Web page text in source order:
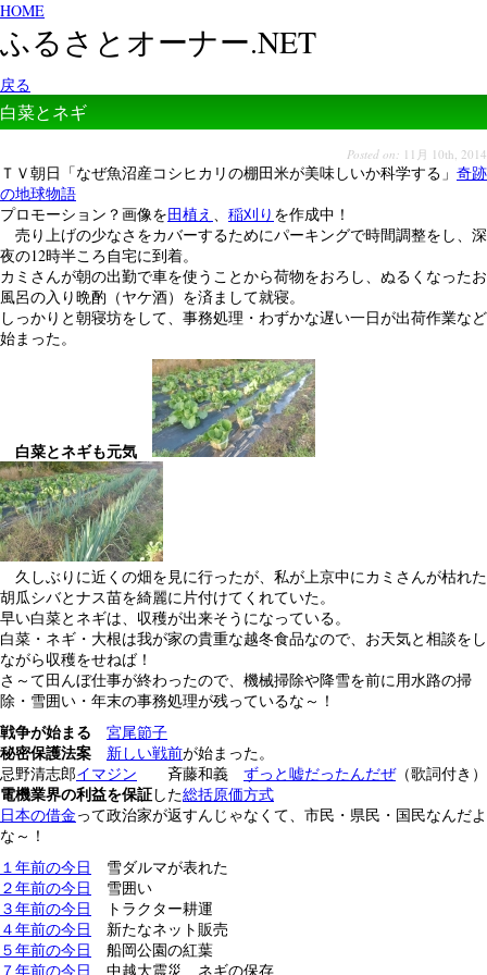
HOME
ふるさとオーナー.NET
戻る
白菜とネギ
Posted on: 11月 10th, 2014
ＴＶ朝日「なぜ魚沼産コシヒカリの棚田米が美味しいか科学する」 奇跡
の地球物語
プロモーション？画像を田植え 、 稲刈り を作成中！
売り上げの少なさをカバーするためにパーキングで時間調整をし、深
夜の12時半ころ自宅に到着。
カミさんが朝の出勤で車を使うことから荷物をおろし、ぬるくなったお
風呂の入り晩酌（ヤケ酒）を済まして就寝。
しっかりと朝寝坊をして、事務処理・わずかな遅い一日が出荷作業など
始まった。
白菜とネギも元気
久しぶりに近くの畑を見に行ったが、私が上京中にカミさんが枯れた
胡瓜シバとナス苗を綺麗に片付けてくれていた。
早い白菜とネギは、収穫が出来そうになっている。
白菜・ネギ・大根は我が家の貴重な越冬食品なので、お天気と相談をし
ながら収穫をせねば！
さ～て田んぼ仕事が終わったので、機械掃除や降雪を前に用水路の掃
除・雪囲い・年末の事務処理が残っているな～！
戦争が始まる 宮尾節子
秘密保護法案 新しい戦前が始まった。
忌野清志郎イマジン 斉藤和義 ずっと嘘だったんだぜ（歌詞付き）
電機業界の利益を保証した総括原価方式
日本の借金って政治家が返すんじゃなくて、市民・県民・国民なんだよ
な～！
１年前の今日
雪ダルマが表れた
２年前の今日
雪囲い
３年前の今日
トラクター耕運
４年前の今日
新たなネット販売
５年前の今日
船岡公園の紅葉
７年前の今日
中越大震災 ネギの保存